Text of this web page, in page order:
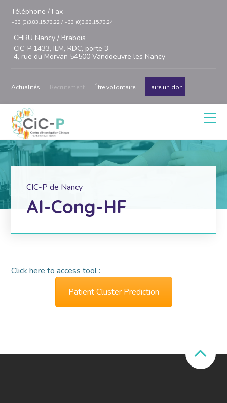
Téléphone / Fax
+33 (0)3.83.15.73.22 / +33 (0)3.83.15.73.24
CHRU Nancy / Brabois
CIC-P 1433, ILM, RDC, porte 3
4, rue du Morvan 54500 Vandoeuvre les Nancy
Actualités Recrutement Être volontaire Faire un don
CIC-P de Nancy
AI-Cong-HF
Click here to access tool :
Patient Cluster Prediction